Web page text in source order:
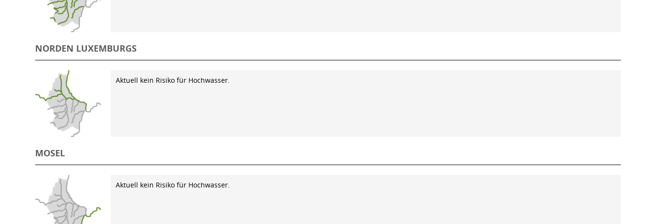
NORDEN LUXEMBURGS
Aktuell kein Risiko für Hochwasser.
MOSEL
Aktuell kein Risiko für Hochwasser.